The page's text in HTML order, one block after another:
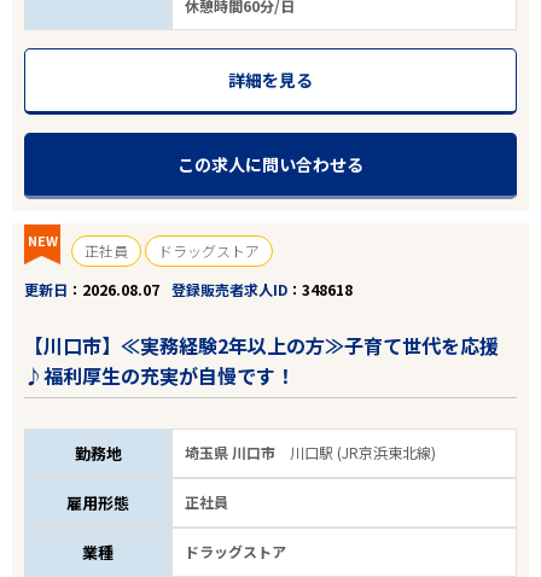
休憩時間60分/日
詳細を見る
この求人に問い合わせる
NEW 正社員
ドラッグストア
更新日
2026.08.07 登録販売者求人ID 348618
【川口市】≪実務経験2年以上の方≫子育て世代を応援
♪福利厚生の充実が自慢です！
勤務地 埼玉県 川口市 川口駅 (JR京浜東北線)
雇用形態 正社員
業種 ドラッグストア